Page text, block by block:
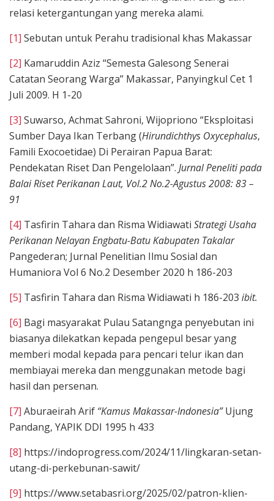
relasi ketergantungan yang mereka alami.
[1] Sebutan untuk Perahu tradisional khas Makassar
[2] Kamaruddin Aziz “Semesta Galesong Senerai
Catatan Seorang Warga” Makassar, Panyingkul Cet 1
Juli 2009. H 1-20
[3] Suwarso, Achmat Sahroni, Wijopriono “Eksploitasi
Sumber Daya Ikan Terbang (Hirundichthys Oxycephalus,
Famili Exocoetidae) Di Perairan Papua Barat:
Pendekatan Riset Dan Pengelolaan”. Jurnal Peneliti pada
Balai Riset Perikanan Laut, Vol.2 No.2-Agustus 2008: 83 –
91
[4] Tasfirin Tahara dan Risma Widiawati Strategi Usaha
Perikanan Nelayan Engbatu-Batu Kabupaten Takalar
Pangederan; Jurnal Penelitian Ilmu Sosial dan
Humaniora Vol 6 No.2 Desember 2020 h 186-203
[5] Tasfirin Tahara dan Risma Widiawati h 186-203 ibit.
[6] Bagi masyarakat Pulau Satangnga penyebutan ini
biasanya dilekatkan kepada pengepul besar yang
memberi modal kepada para pencari telur ikan dan
membiayai mereka dan menggunakan metode bagi
hasil dan persenan.
[7] Aburaeirah Arif “Kamus Makassar-Indonesia”Ujung
Pandang, YAPIK DDI 1995 h 433
[8] https://indoprogress.com/2024/11/lingkaran-setan-
utang-di-perkebunan-sawit/
[9] https://www.setabasri.org/2025/02/patron-klien-